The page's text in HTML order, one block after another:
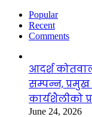
Popular
Recent
Comments
आदर्श
सम्पन्न,
कार्यशैलीको
June 24, 2026